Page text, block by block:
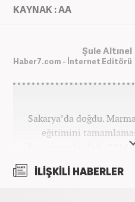
KAYNAK : AA
Şule Altınel
Haber7.com - İnternet Editörü
Sakarya’da doğdu.
eğitimini
kariyerine başladı. 2016
itibaren
İLİŞKİLİ HABERLER